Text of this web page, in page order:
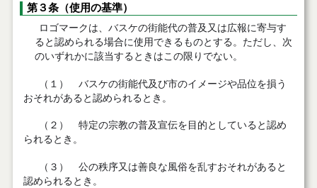
第３条（使用の基準）
ロゴマークは、バスケの街能代の普及又は広報に寄与す
ると認められる場合に使用できるものとする。ただし、次
のいずれかに該当するときはこの限りでない。
（１） バスケの街能代及び市のイメージや品位を損う
おそれがあると認められるとき。
（２） 特定の宗教の普及宣伝を目的としていると認め
られるとき。
（３） 公の秩序又は善良な風俗を乱すおそれがあると
認められるとき。